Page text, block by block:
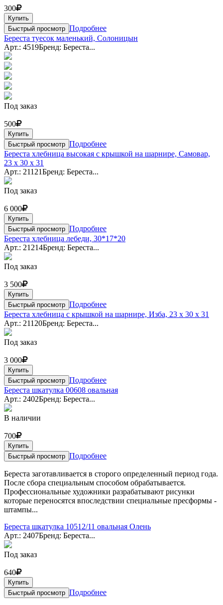
300
Купить
Быстрый просмотр Подробнее
Береста туесок маленький, Солоницын
Арт.: 4519Бренд: Береста...
Под заказ
500
Купить
Быстрый просмотр Подробнее
Береста хлебница высокая с крышкой на шарнире, Самовар,
23 x 30 x 31
Арт.: 21121Бренд: Береста...
Под заказ
6 000
Купить
Быстрый просмотр Подробнее
Береста хлебница лебеди, 30*17*20
Арт.: 21214Бренд: Береста...
Под заказ
3 500
Купить
Быстрый просмотр Подробнее
Береста хлебница с крышкой на шарнире, Изба, 23 x 30 x 31
Арт.: 21120Бренд: Береста...
Под заказ
3 000
Купить
Быстрый просмотр Подробнее
Береста шкатулка 00608 овальная
Арт.: 2402Бренд: Береста...
В наличии
700
Купить
Быстрый просмотр Подробнее
Береста заготавливается в сторого определенный период года.
После сбора специальным способом обрабатывается.
Профессиональные художники разрабатывают рисунки
которые переносятся впоследствии специальные пресформы -
штампы...
Береста шкатулка 10512/11 овальная Олень
Арт.: 2407Бренд: Береста...
Под заказ
640
Купить
Быстрый просмотр Подробнее